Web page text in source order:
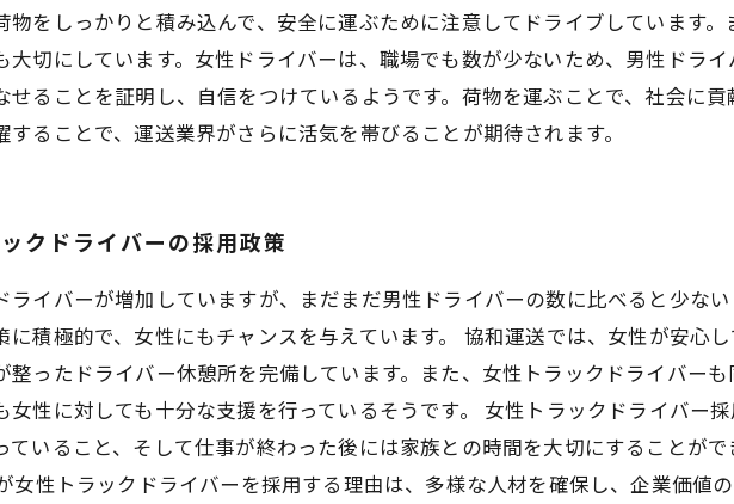
物をしっかりと積み込んで、安全に運ぶために注意してドライブしています
大切にしています。女性ドライバーは、職場でも数が少ないため、男性ドラ
せることを証明し、自信をつけているようです。荷物を運ぶことで、社会に
ることで、運送業界がさらに活気を帯びることが期待されます。
クドライバーの採用政策
ライバーが増加していますが、まだまだ男性ドライバーの数に比べると少な
積極的で、女性にもチャンスを与えています。 協和運送では、女性が安心
整ったドライバー休憩所を完備しています。また、女性トラックドライバー
女性に対しても十分な支援を行っているそうです。 女性トラックドライバー
ていること、そして仕事が終わった後には家族との時間を大切にすることが
女性トラックドライバーを採用する理由は、多様な人材を確保し、企業価値